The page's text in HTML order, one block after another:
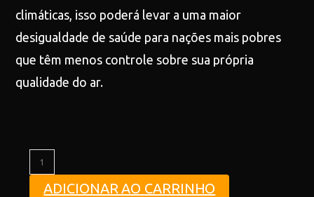
climáticas, isso poderá levar a uma maior
desigualdade de saúde para nações mais pobres
que têm menos controle sobre sua própria
qualidade do ar.
ADICIONAR AO CARRINHO